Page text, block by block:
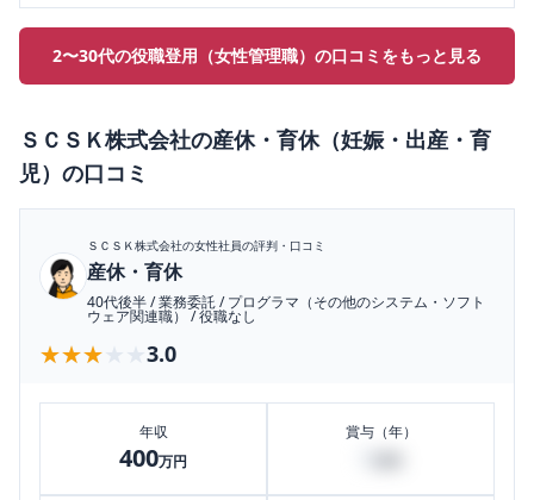
2〜30代の役職登用（女性管理職）の口コミをもっと見る
ＳＣＳＫ株式会社の産休・育休（妊娠・出産・育
児） の口コミ
ＳＣＳＫ株式会社の女性社員の評判・口コミ
産休・育休
40代後半/業務委託/プログラマ（その他のシステム・ソフト
ウェア関連職）/役職なし
★★★★★
★★★★★ 3.0
年収
400万円
賞与（年）